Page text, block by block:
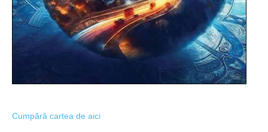
Cumpără cartea de aici